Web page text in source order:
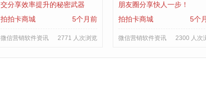
交分享效率提升的秘密武器
拍拍卡商城
5个月前
微信营销软件资讯 2771 人次浏览
朋友圈分享快人一步！
拍拍卡商城
5个
微信营销软件资讯 2300 人次